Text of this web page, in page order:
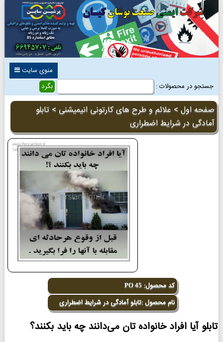
منوی سایت
جستجو در محصولات :
صفحه اول > علائم و طرح های کارتونی انیمیشنی > تابلو
آمادگی در شرایط اضطراری
کد محصول: PO 45
نام محصول :تابلو آمادگی در شرایط اضطراری
تابلو آیا افراد خانواده تان می‌دانند چه باید بکنند؟